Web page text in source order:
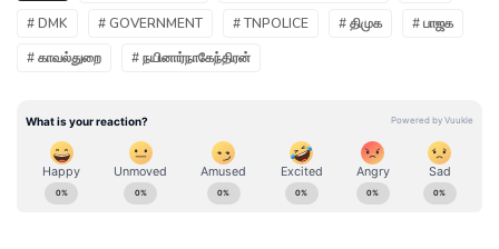
# DMK # GOVERNMENT # TNPOLICE # திமுக
# பாஜக
# காவல்துறை
# நயினார்நாகேந்திரன்